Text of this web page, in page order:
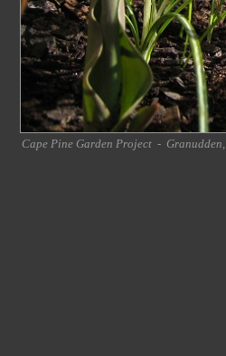
Cape Pine Garden Project - Granudden,